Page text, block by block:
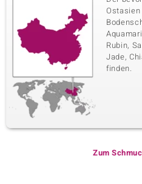
Rubin,
Jade,
finden.
Zum